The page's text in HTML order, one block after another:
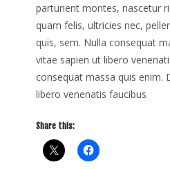
parturient montes, nascetur
quam felis, ultricies nec,
quis, sem. Nulla consequat
vitae sapien ut libero
consequat massa quis enim.
libero venenatis faucibus
Share this: